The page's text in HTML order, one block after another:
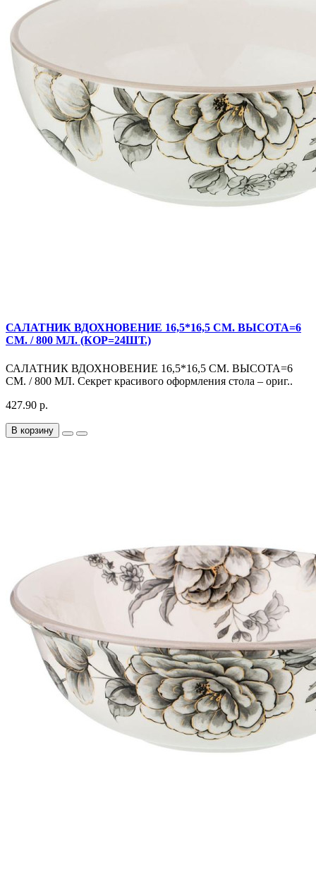
САЛАТНИК ВДОХНОВЕНИЕ 16,5*16,5 СМ. ВЫСОТА=6
СМ. / 800 МЛ. (КОР=24ШТ.)
САЛАТНИК ВДОХНОВЕНИЕ 16,5*16,5 СМ. ВЫСОТА=6
СМ. / 800 МЛ. Секрет красивого оформления стола – ориг..
427.90 р.
В корзину